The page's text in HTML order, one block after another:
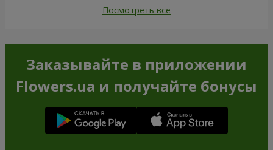
Посмотреть все
Заказывайте в приложении
Flowers.ua и получайте бонусы